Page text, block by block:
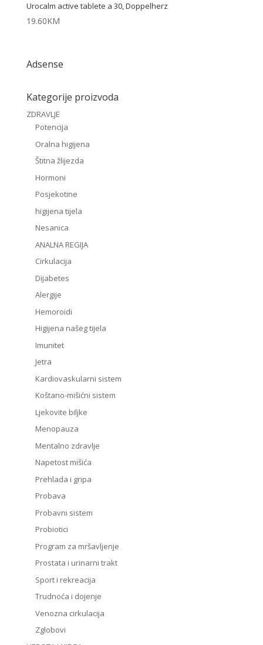
Urocalm active tablete a 30, Doppelherz
19.60KM
Adsense
Kategorije proizvoda
ZDRAVLJE
Potencija
Oralna higijena
Štitna žlijezda
Hormoni
Posjekotine
higijena tijela
Nesanica
ANALNA REGIJA
Cirkulacija
Dijabetes
Alergije
Hemoroidi
Higijena našeg tijela
Imunitet
Jetra
Kardiovaskularni sistem
Koštano-mišićni sistem
Ljekovite biljke
Menopauza
Mentalno zdravlje
Napetost mišića
Prehlada i gripa
Probava
Probavni sistem
Probiotici
Program za mršavljenje
Prostata i urinarni trakt
Sport i rekreacija
Trudnoća i dojenje
Venozna cirkulacija
Zglobovi